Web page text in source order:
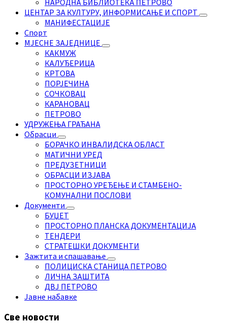
НАРОДНА БИБЛИОТЕКА ПЕТРОВО
ЦЕНТАР ЗА КУЛТУРУ, ИНФОРМИСАЊЕ И СПОРТ
МАНИФЕСТАЦИЈЕ
Спорт
МЈЕСНЕ ЗАЈЕДНИЦЕ
КАКМУЖ
КАЛУЂЕРИЦА
КРТОВА
ПОРЈЕЧИНА
СОЧКОВАЦ
КАРАНОВАЦ
ПЕТРОВО
УДРУЖЕЊА ГРАЂАНА
Обрасци
БОРАЧКО ИНВАЛИДСКА ОБЛАСТ
МАТИЧНИ УРЕД
ПРЕДУЗЕТНИЦИ
ОБРАСЦИ ИЗЈАВА
ПРОСТОРНО УРЕЂЕЊЕ И СТАМБЕНО-
КОМУНАЛНИ ПОСЛОВИ
Документи
БУЏЕТ
ПРОСТОРНО ПЛАНСКА ДОКУМЕНТАЦИЈА
ТЕНДЕРИ
СТРАТЕШКИ ДОКУМЕНТИ
Зажтита и спашавање
ПОЛИЦИСКА СТАНИЦА ПЕТРОВО
ЛИЧНА ЗАШТИТА
ДВЈ ПЕТРОВО
Јавне набавке
Све новости